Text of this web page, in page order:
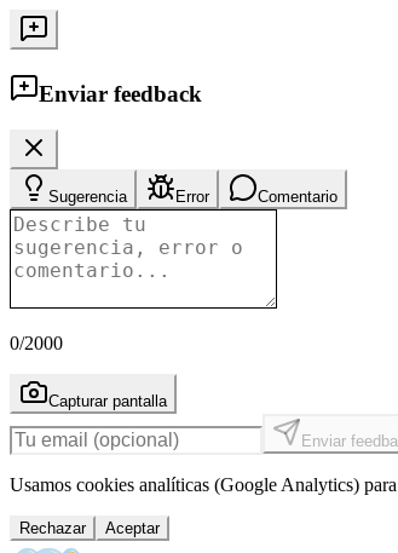
Enviar feedback
Sugerencia Error Comentario
0/2000
Capturar pantalla
Enviar
Usamos cookies analíticas (Google Analytics)
Rechazar Aceptar